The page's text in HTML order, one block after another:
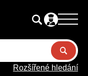
Rozšířené hledání